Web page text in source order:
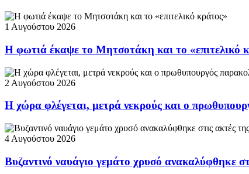
1 Αυγούστου 2026
Η φωτιά έκαψε το Μητσοτάκη και το «επιτελικό
2 Αυγούστου 2026
Η χώρα φλέγεται, μετρά νεκρούς και ο
4 Αυγούστου 2026
Βυζαντινό ναυάγιο γεμάτο χρυσό ανακαλύφθηκε